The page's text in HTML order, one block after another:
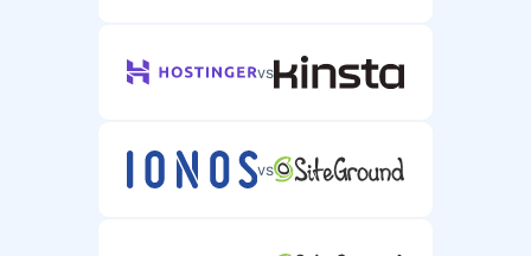
vs
vs